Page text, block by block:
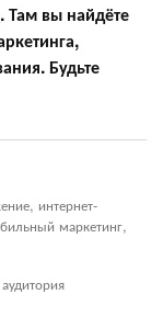
. Там вы найдёте
Будьте
интернет-
маркетинг,